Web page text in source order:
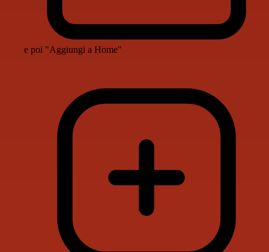
e poi "Aggiungi a Home"